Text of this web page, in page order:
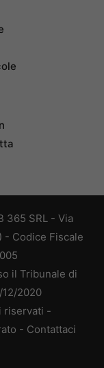
365 SRL - Via
- Codice Fiscale
il Tribunale di
12/2020
riservati -
- Contattaci